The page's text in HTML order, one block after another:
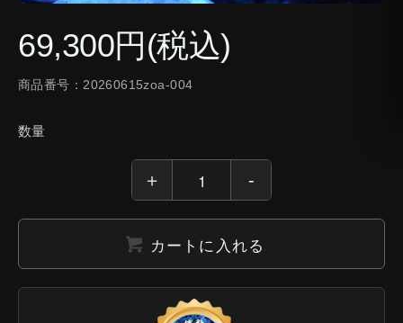
69,300円(税込)
商品番号：20260615zoa-004
数量
カートに入れる